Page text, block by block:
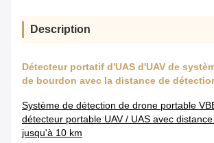
Description
Détecteur portatif d'UAS d'UAV de
de bourdon avec la distance de
Système de détection de drone portable
détecteur portable UAV / UAS avec
jusqu'à 10 km